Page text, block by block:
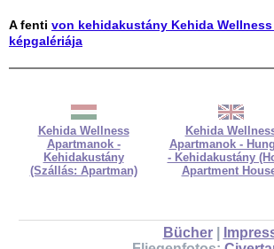
A fenti von kehidakustány Kehida
képgalériája
Kehida Wellness
Apartmanok -
Kehidakustány
(Szállás: Apartman)
Kehida
Apartmanok -
- Kehidakustány
Apartment
Bücher|